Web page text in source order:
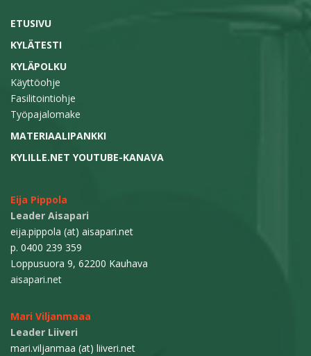
ETUSIVU
KYLÄTESTI
KYLÄPOLKU
Käyttöohje
Fasilitointiohje
Työpajalomake
MATERIAALIPANKKI
KYLILLE.NET YOUTUBE-KANAVA
Eija Pippola
Leader Aisapari
eija.pippola (at) aisapari.net
p. 0400 239 359
Loppusuora 9, 62200 Kauhava
aisapari.net
Mari Viljanmaaa
Leader Liiveri
mari.viljanmaa (at) liiveri.net